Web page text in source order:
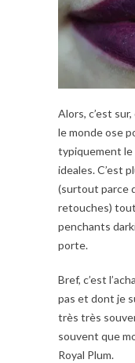
Alors, c’est
le monde ose
typiquement le
ideales. C’est
(surtout parce
retouches)
penchants
porte.
Bref, c’est
pas et dont je
très très
souvent que
Royal Plum.